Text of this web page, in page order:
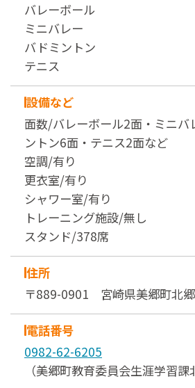
バレーボール
ミニバレー
バドミントン
テニス
設備など
面数/バレーボール2面・ミニバ
ントン6面・テニス2面など
空調/有り
更衣室/有り
シャワー室/有り
トレーニング施設/無し
スタンド/378席
住所
〒889-0901 宮崎県美郷町北
電話番号
0982-62-6205
（美郷町教育委員会生涯学習課